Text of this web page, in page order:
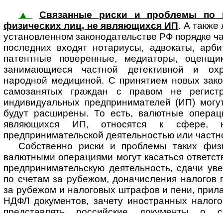
▲
Связанные риски и проблемы по
физических лиц, не являющихся ИП. А также
установленном законодательстве РФ порядке
последних входят нотариусы, адвокаты,
патентные поверенные, медиаторы,
занимающиеся частной детективной и
народной медициной. С принятием новых
самозанятых граждан с правом не
индивидуальных предпринимателей (ИП)
будут расширены. То есть, валютные
являющихся ИП, относятся к сфере,
предпринимательской деятельностью или
Собственно риски и проблемы таких
валютными операциями могут касаться
предпринимательскую деятельность, сдачи
по счетам за рубежом, доначисления налогов
за рубежом и налоговых штрафов и пени,
НДФЛ документов, зачету иностранных